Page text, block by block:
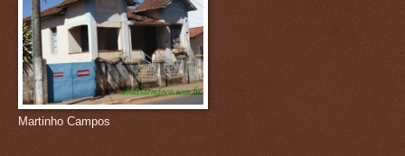
Martinho Campos